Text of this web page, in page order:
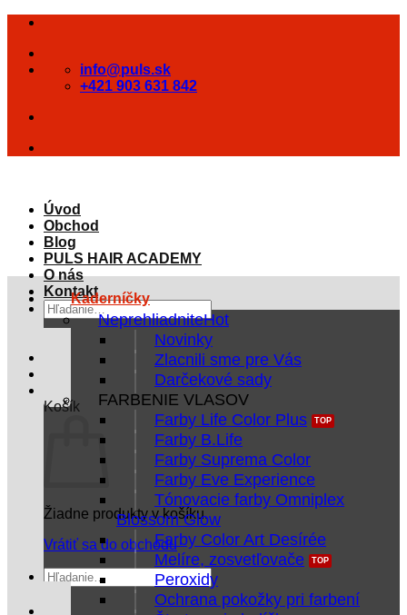
Skip
content
info@puls.sk
+421 903 631 842
Úvod
Obchod
Blog
PULS HAIR ACADEMY
O nás
Kontakt
Hľadať:
Košík
Žiadne produkty v košíku.
Vrátiť sa do obchodu
Hľadať:
Kaderníčky
Neprehliadnite
Novinky
Zlacnili sme pre Vás
Darčekové sady
FARBENIE VLASOV
Farby Life Color Plus
Farby B.Life
Farby Suprema Color
Farby Eve Experience
Tónovacie farby Omniplex
Blossom Glow
Farby Color Art Desírée
Melíre, zosvetľovače
Peroxidy
Ochrana pokožky pri farbení